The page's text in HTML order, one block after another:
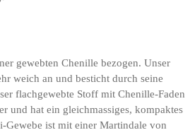
gewebten Chenille bezogen. Unser
weich an und besticht durch seine
flachgewebte Stoff mit Chenille-Faden
und hat ein gleichmassiges, kompaktes
Gewebe ist mit einer Martindale von